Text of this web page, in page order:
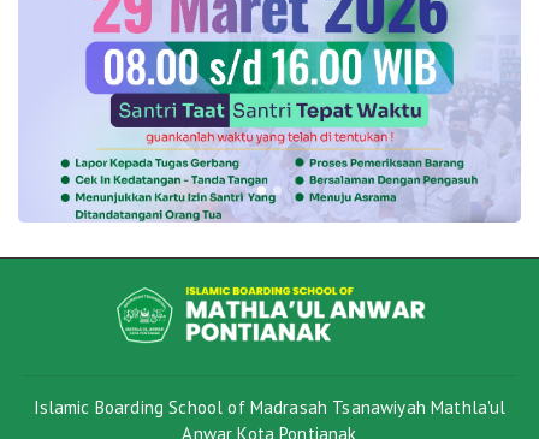
Islamic Boarding School of Madrasah Tsanawiyah Mathla'ul
Anwar Kota Pontianak